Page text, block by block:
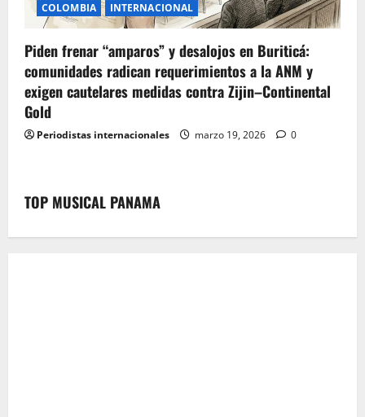
COLOMBIA INTERNACIONAL
Piden frenar “amparos” y desalojos en Buriticá:
comunidades radican requerimientos a la ANM y
exigen cautelares medidas contra Zijin–Continental
Gold
Periodistas internacionales marzo 19, 2026 0
TOP MUSICAL PANAMA